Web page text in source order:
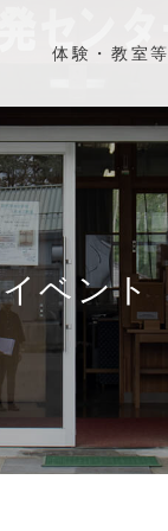
体験・教室等
イベント